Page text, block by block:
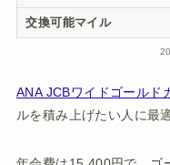
交換可能マイル
ANA JCBワイドゴールド
ルを積み上げたい人に最